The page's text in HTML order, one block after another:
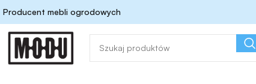
Producent mebli ogrodowych